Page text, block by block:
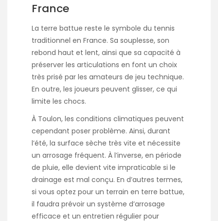
France
La terre battue reste le symbole du tennis
traditionnel en France. Sa souplesse, son
rebond haut et lent, ainsi que sa capacité à
préserver les articulations en font un choix
très prisé par les amateurs de jeu technique.
En outre, les joueurs peuvent glisser, ce qui
limite les chocs.
À Toulon, les conditions climatiques peuvent
cependant poser problème. Ainsi, durant
l’été, la surface sèche très vite et nécessite
un arrosage fréquent. À l’inverse, en période
de pluie, elle devient vite impraticable si le
drainage est mal conçu. En d’autres termes,
si vous optez pour un terrain en terre battue,
il faudra prévoir un système d’arrosage
efficace et un entretien régulier pour